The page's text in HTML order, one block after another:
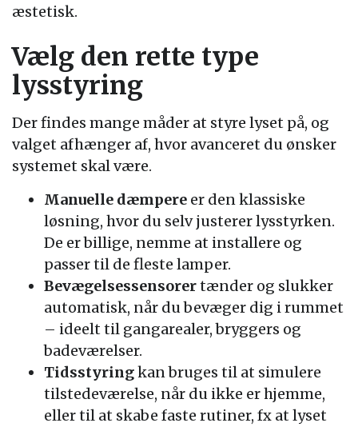
æstetisk.
Vælg den rette type
lysstyring
Der findes mange måder at styre lyset på, og
valget afhænger af, hvor avanceret du ønsker
systemet skal være.
Manuelle dæmpere er den klassiske
løsning, hvor du selv justerer lysstyrken.
De er billige, nemme at installere og
passer til de fleste lamper.
Bevægelsessensorertænder og slukker
automatisk, når du bevæger dig i rummet
– ideelt til gangarealer, bryggers og
badeværelser.
Tidsstyringkan bruges til at simulere
tilstedeværelse, når du ikke er hjemme,
eller til at skabe faste rutiner, fx at lyset